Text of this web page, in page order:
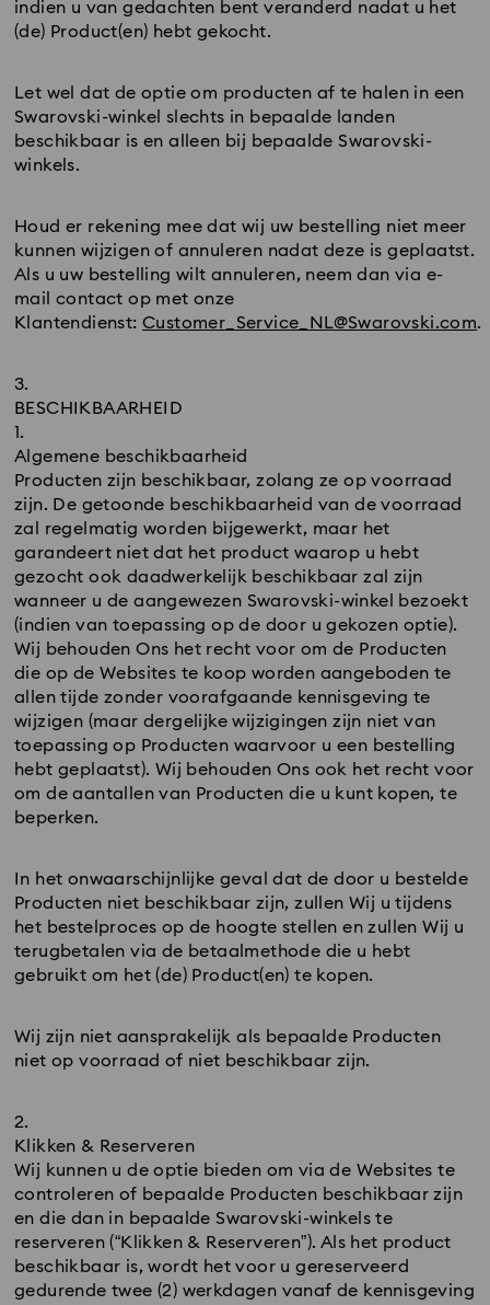
indien u van gedachten bent veranderd nadat u het
(de) Product(en) hebt gekocht.
Let wel dat de optie om producten af te halen in een
Swarovski-winkel slechts in bepaalde landen
beschikbaar is en alleen bij bepaalde Swarovski-
winkels.
Houd er rekening mee dat wij uw bestelling niet meer
kunnen wijzigen of annuleren nadat deze is geplaatst.
Als u uw bestelling wilt annuleren, neem dan via e-
mail contact op met onze
Klantendienst:Customer_Service_NL@Swarovski.com.
BESCHIKBAARHEID
Algemene beschikbaarheid
Producten zijn beschikbaar, zolang ze op voorraad
zijn. De getoonde beschikbaarheid van de voorraad
zal regelmatig worden bijgewerkt, maar het
garandeert niet dat het product waarop u hebt
gezocht ook daadwerkelijk beschikbaar zal zijn
wanneer u de aangewezen Swarovski-winkel bezoekt
(indien van toepassing op de door u gekozen optie).
Wij behouden Ons het recht voor om de Producten
die op de Websites te koop worden aangeboden te
allen tijde zonder voorafgaande kennisgeving te
wijzigen (maar dergelijke wijzigingen zijn niet van
toepassing op Producten waarvoor u een bestelling
hebt geplaatst). Wij behouden Ons ook het recht voor
om de aantallen van Producten die u kunt kopen, te
beperken.
In het onwaarschijnlijke geval dat de door u bestelde
Producten niet beschikbaar zijn, zullen Wij u tijdens
het bestelproces op de hoogte stellen en zullen Wij u
terugbetalen via de betaalmethode die u hebt
gebruikt om het (de) Product(en) te kopen.
Wij zijn niet aansprakelijk als bepaalde Producten
niet op voorraad of niet beschikbaar zijn.
Klikken & Reserveren
Wij kunnen u de optie bieden om via de Websites te
controleren of bepaalde Producten beschikbaar zijn
en die dan in bepaalde Swarovski-winkels te
reserveren (“Klikken & Reserveren”). Als het product
beschikbaar is, wordt het voor u gereserveerd
gedurende twee (2) werkdagen vanaf de kennisgeving